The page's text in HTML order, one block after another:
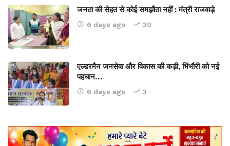
जनता की सेहत से कोई समझौता नहीं : मंत्री राजवाड़े
6 days ago 30
एल्डरमैन जनसेवा और विकास की कड़ी, भिंभौरी को नई
पहचान…
6 days ago 3